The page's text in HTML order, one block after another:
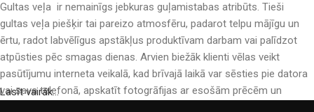
Gultas veļa ir nemainīgs jebkuras guļamistabas atribūts. Tieši
gultas veļa piešķir tai pareizo atmosfēru, padarot telpu mājīgu un
ērtu, radot labvēlīgus apstākļus produktīvam darbam vai palīdzot
atpūsties pēc smagas dienas. Arvien biežāk klienti vēlas veikt
pasūtījumu interneta veikalā, kad brīvajā laikā var sēsties pie datora
vai sava telefonā, apskatīt fotogrāfijas ar esošām prēcēm un
Lasīt vairāk...